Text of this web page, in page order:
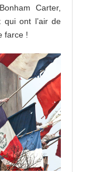
Carter,
qui ont l’air de
farce !